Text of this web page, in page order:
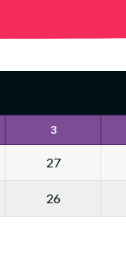
3
27
26